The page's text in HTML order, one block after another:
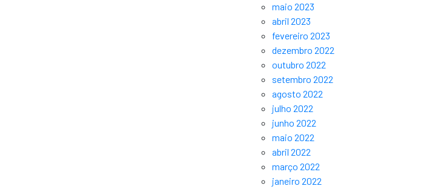
maio 2023
abril 2023
fevereiro 2023
dezembro 2022
outubro 2022
setembro 2022
agosto 2022
julho 2022
junho 2022
maio 2022
abril 2022
março 2022
janeiro 2022